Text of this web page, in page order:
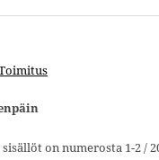
on numerosta 1-2 /